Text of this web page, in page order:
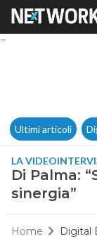
Ultimi articoli
LA
Di Palma:
sinergia”
Home Digital